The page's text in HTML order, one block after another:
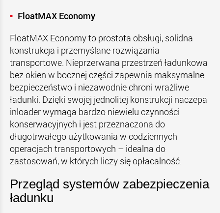
FloatMAX Economy
FloatMAX Economy to prostota obsługi, solidna
konstrukcja i przemyślane rozwiązania
transportowe. Nieprzerwana przestrzeń ładunkowa
bez okien w bocznej części zapewnia maksymalne
bezpieczeństwo i niezawodnie chroni wrażliwe
ładunki. Dzięki swojej jednolitej konstrukcji naczepa
inloader wymaga bardzo niewielu czynności
konserwacyjnych i jest przeznaczona do
długotrwałego użytkowania w codziennych
operacjach transportowych – idealna do
zastosowań, w których liczy się opłacalność.
Przegląd systemów zabezpieczenia
ładunku